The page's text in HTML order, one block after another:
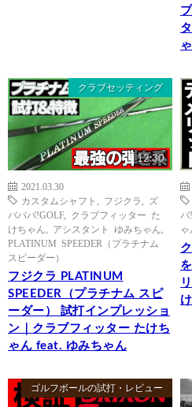
クラブセッティング
12:30
2021.03.30
カスタムシャフト
フジクラ
ズ
バババ!GOLF, クラブフィッター た
けちゃん
アシスタント ゆみちゃん
PLATINUM SPEEDER（プラチナム
スピーダー）
フジクラ PLATINUM
SPEEDER（プラチナム スピ
ーダー） 試打インプレッショ
ン｜クラブフィッター たけち
ゃん feat. ゆみちゃん
バ
ゃ
ゴルフボールの試打・レビュー